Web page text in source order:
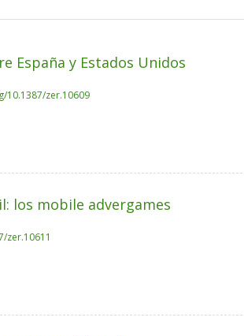
España y Estados Unidos
10.1387/zer.10609
los mobile advergames
zer.10611